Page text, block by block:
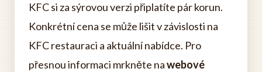
KFC si za sýrovou verzi připlatíte pár korun.
Konkrétní cena se může lišit v závislosti na
KFC restauraci a aktuální nabídce. Pro
přesnou informaci mrkněte nawebové